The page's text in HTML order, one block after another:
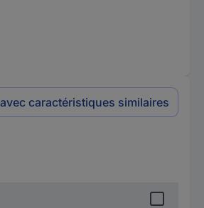
caractéristiques similaires